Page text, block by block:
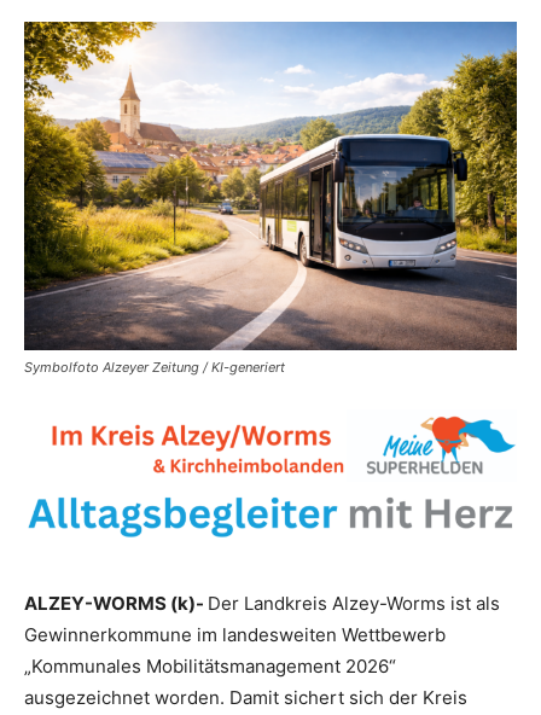
Symbolfoto Alzeyer Zeitung / KI-generiert
ALZEY-WORMS (k)- Der Landkreis Alzey-Worms ist als
Gewinnerkommune im landesweiten Wettbewerb
„Kommunales Mobilitätsmanagement 2026“
ausgezeichnet worden. Damit sichert sich der Kreis